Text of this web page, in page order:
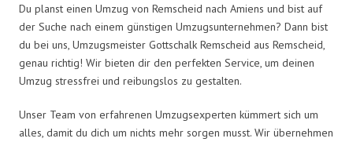
Du planst einen Umzug von Remscheid nach Amiens und bist auf
der Suche nach einem günstigen Umzugsunternehmen? Dann bist
du bei uns, Umzugsmeister Gottschalk Remscheid aus Remscheid,
genau richtig! Wir bieten dir den perfekten Service, um deinen
Umzug stressfrei und reibungslos zu gestalten.
Unser Team von erfahrenen Umzugsexperten kümmert sich um
alles, damit du dich um nichts mehr sorgen musst. Wir übernehmen